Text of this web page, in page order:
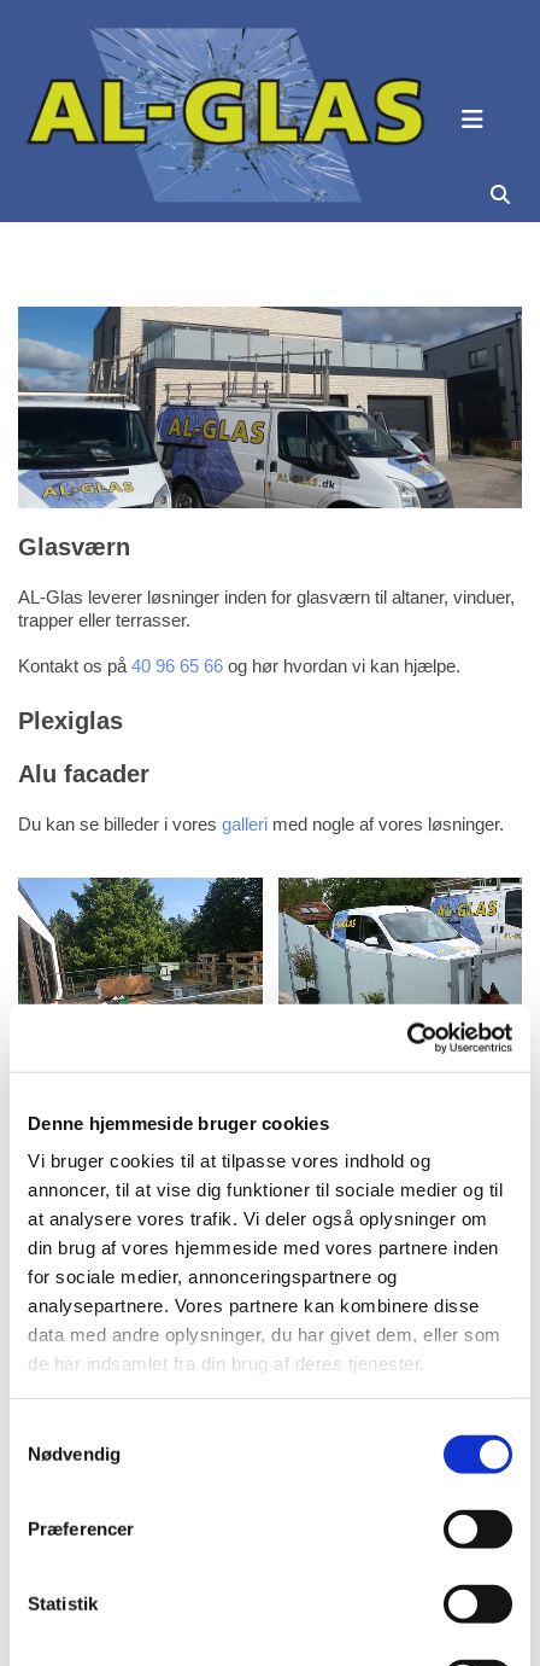
Denne hjemmeside bruger cookies
Vi bruger cookies til at tilpasse vores indhold og
annoncer, til at vise dig funktioner til sociale medier og til
at analysere vores trafik. Vi deler også oplysninger om
din brug af vores hjemmeside med vores partnere inden
for sociale medier, annonceringspartnere og
analysepartnere. Vores partnere kan kombinere disse
data med andre oplysninger, du har givet dem, eller som
de har indsamlet fra din brug af deres tjenester.
Nødvendig
Præferencer
Statistik
Glasværn
AL-Glas leverer løsninger inden for glasværn til altaner, vinduer,
trapper eller terrasser.
Kontakt os på 40 96 65 66 og hør hvordan vi kan hjælpe.
Plexiglas
Alu facader
Du kan se billeder i vores galleri med nogle af vores løsninger.
SPEJLE PÅ MÅL